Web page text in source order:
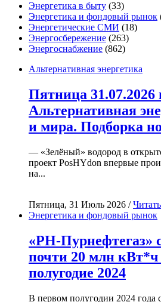
Энергетика в быту (33)
Энергетика и фондовый рынок
Энергетические СМИ (18)
Энергосбережение (263)
Энергоснабжение (862)
Альтернативная энергетика
Пятница 31.07.2026
Альтернативная
и мира. Подборка
— «Зелёный» водород в
проект PosHYdon впервые
на...
Пятница, 31 Июль 2026 /
Энергетика и фондовый рынок
«РН-Пурнефтегаз»
почти 20 млн кВт*ч
полугодие 2024
В первом полугодии 2024 года